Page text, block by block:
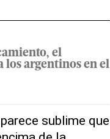
el
los argentinos en el
sublime que